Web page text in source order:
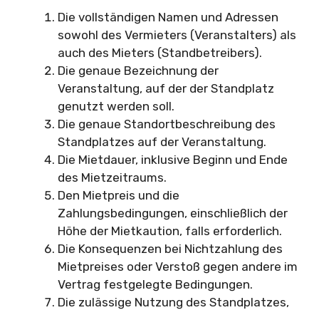
Die vollständigen Namen und Adressen
sowohl des Vermieters (Veranstalters) als
auch des Mieters (Standbetreibers).
Die genaue Bezeichnung der
Veranstaltung, auf der der Standplatz
genutzt werden soll.
Die genaue Standortbeschreibung des
Standplatzes auf der Veranstaltung.
Die Mietdauer, inklusive Beginn und Ende
des Mietzeitraums.
Den Mietpreis und die
Zahlungsbedingungen, einschließlich der
Höhe der Mietkaution, falls erforderlich.
Die Konsequenzen bei Nichtzahlung des
Mietpreises oder Verstoß gegen andere im
Vertrag festgelegte Bedingungen.
Die zulässige Nutzung des Standplatzes,